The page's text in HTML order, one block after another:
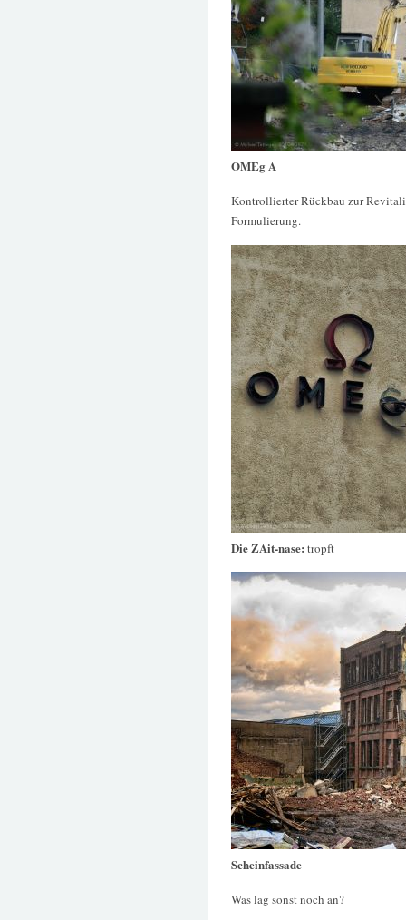
OMEg A
Kontrollierter Rückbau zur
Formulierung.
Die ZAit-nase: tropft
Scheinfassade
Was lag sonst noch an?